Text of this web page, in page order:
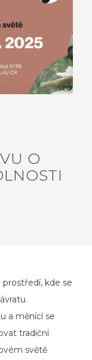
O
kde se
a měnící se
tradiční
světě